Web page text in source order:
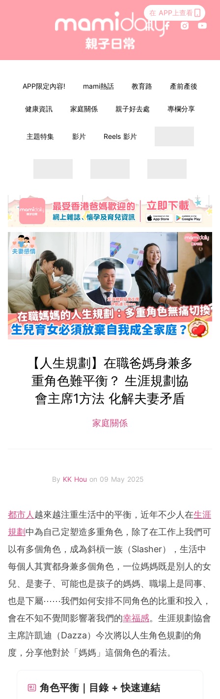
在 APP上查看
APP限定內容! mami熱話 教育路 產前產後
健康資訊 家庭關係 親子好去處 專欄分享
主題特集 影片 Reels 影片
【人生規劃】在職爸媽身兼多
重角色難平衡？ 生涯規劃協
會主席1方法 化解夫妻矛盾
家庭關係
By KK Hou on 09 May 2025
都市人 越來越注重生活中的平衡，近年不少人在生涯
規劃 中為自己定塑造多重角色，除了在工作上我們可
以有多個角色，成為斜槓一族（Slasher），生活中
每個人其實都身兼多個角色，一位媽媽既是別人的女
兒、是妻子、可能也是孩子的媽媽、職場上是同事、
也是下屬⋯⋯我們如何安排不同角色的比重和投入，
會在不知不覺間影響著我們的幸福感。生涯規劃協會
主席許凱迪（Dazza）今次將以人生角色規劃的角
度，分享他對於「媽媽」這個角色的看法。
角色平衡｜目錄 + 快速連結